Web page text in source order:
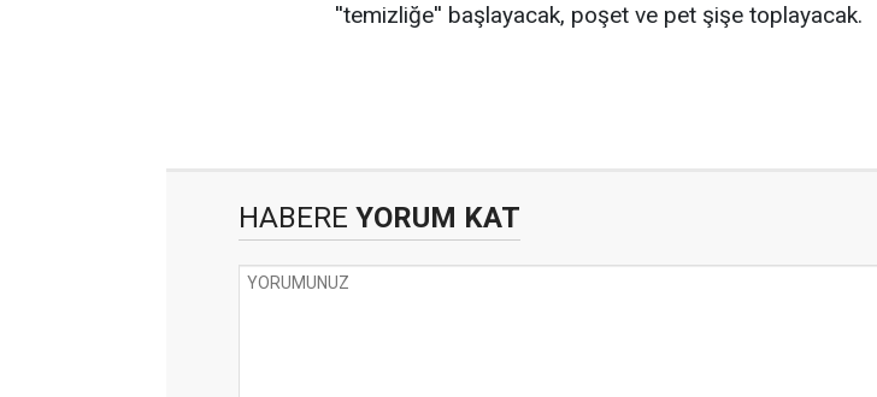
''temizliğe'' başlayacak, poşet ve pet şişe toplayacak.
HABERE YORUM KAT